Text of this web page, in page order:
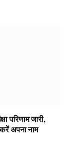
परिणाम जारी,
अपना नाम